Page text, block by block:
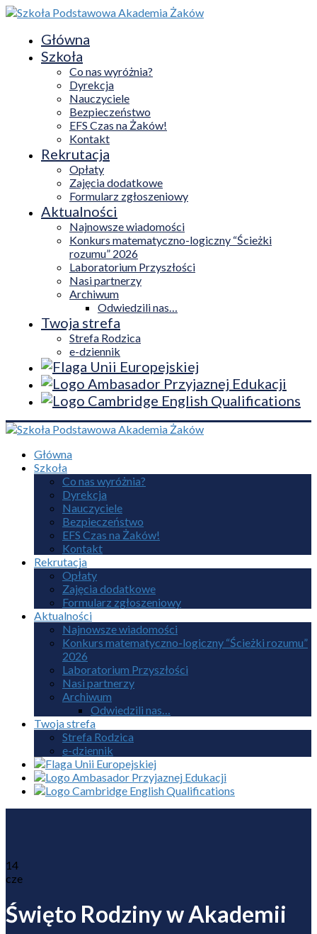
Główna
Szkoła
Co nas wyróżnia?
Dyrekcja
Nauczyciele
Bezpieczeństwo
EFS Czas na Żaków!
Kontakt
Rekrutacja
Opłaty
Zajęcia dodatkowe
Formularz zgłoszeniowy
Aktualności
Najnowsze wiadomości
Konkurs matematyczno-logiczny “Ścieżki
rozumu” 2026
Laboratorium Przyszłości
Nasi partnerzy
Archiwum
Odwiedzili nas…
Twoja strefa
Strefa Rodzica
e-dziennik
Główna
Szkoła
Co nas wyróżnia?
Dyrekcja
Nauczyciele
Bezpieczeństwo
EFS Czas na Żaków!
Kontakt
Rekrutacja
Opłaty
Zajęcia dodatkowe
Formularz zgłoszeniowy
Aktualności
Najnowsze wiadomości
Konkurs matematyczno-logiczny “Ścieżki rozumu”
2026
Laboratorium Przyszłości
Nasi partnerzy
Archiwum
Odwiedzili nas…
Twoja strefa
Strefa Rodzica
e-dziennik
14
cze
Święto Rodziny w Akademii